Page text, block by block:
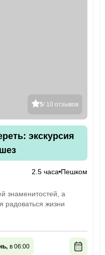
5/ 10 отзывов
экскурсия
2.5 часа Пешком
знаменитостей, а
радоваться жизни
в 06:00